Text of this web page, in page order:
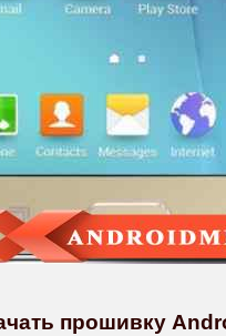
прошивку